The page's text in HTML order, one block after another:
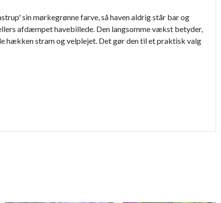
sin mørkegrønne farve, så haven aldrig står bar og
afdæmpet havebillede. Den langsomme vækst betyder,
stram og velplejet. Det gør den til et praktisk valg